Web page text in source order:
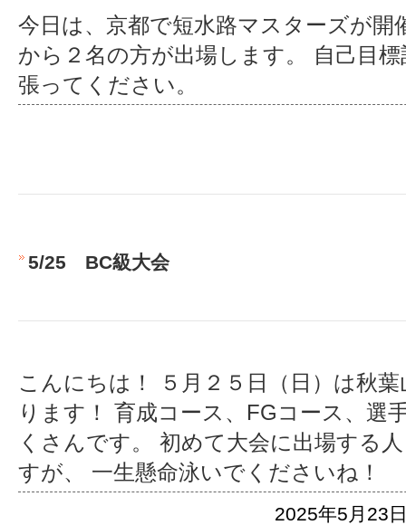
今日は、京都で短水路マスターズが開
から２名の方が出場します。 自己目
張ってください。
5/25 BC級大会
こんにちは！ ５月２５日（日）は秋
ります！ 育成コース、FGコース、選
くさんです。 初めて大会に出場する
すが、 一生懸命泳いでくださいね！
2025年5月23